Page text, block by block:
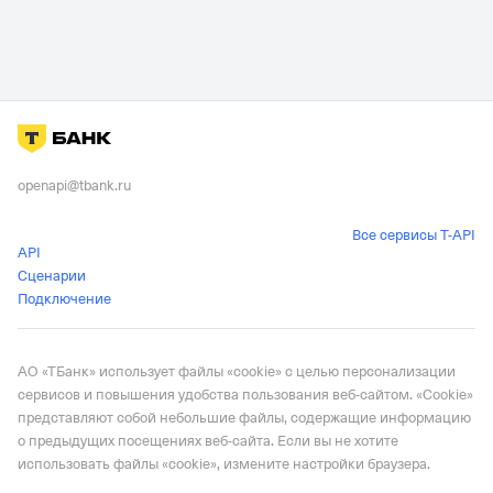
openapi@tbank.ru
API
Сценарии
Подключение
Все сервисы T-API
АО «ТБанк» использует файлы «cookie» с целью персонализации
сервисов и повышения удобства пользования веб-сайтом. «Cookie»
представляют собой небольшие файлы, содержащие информацию
о предыдущих посещениях веб-сайта. Если вы не хотите
использовать файлы «cookie», измените настройки браузера.